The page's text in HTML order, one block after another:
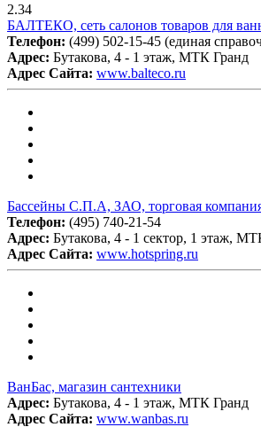
2.34
БАЛТЕКО, сеть салонов товаров для
Телефон: (499) 502-15-45 (единая
Адрес: Бутакова, 4 - 1 этаж, МТК Гранд
Адрес Сайта: www.balteco.ru
Бассейны С.П.А, ЗАО, торговая
Телефон: (495) 740-21-54
Адрес: Бутакова, 4 - 1 сектор, 1 этаж,
Адрес Сайта: www.hotspring.ru
ВанБас, магазин сантехники
Адрес: Бутакова, 4 - 1 этаж, МТК Гранд
Адрес Сайта: www.wanbas.ru